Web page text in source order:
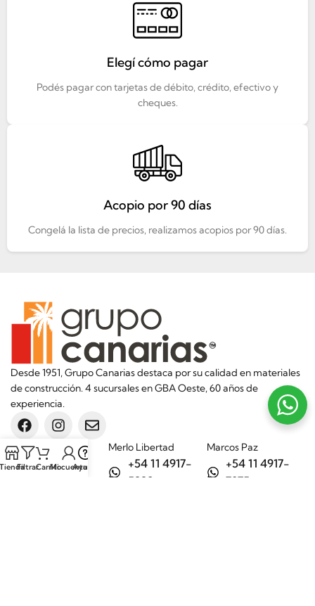
Elegí cómo pagar
Podés pagar con tarjetas de débito, crédito, efectivo y
cheques.
Acopio por 90 días
Congelá la lista de precios, realizamos acopios por 90 días.
Desde 1951, Grupo Canarias destaca por su calidad en materiales
de construcción. 4 sucursales en GBA Oeste, 60 años de
experiencia.
Sucursales Merlo Libertad
+54 11 4917-
5992
Marcos Paz
+54 11 4917-
7075
FiltrarCarritoMi cuenta
Ayuda